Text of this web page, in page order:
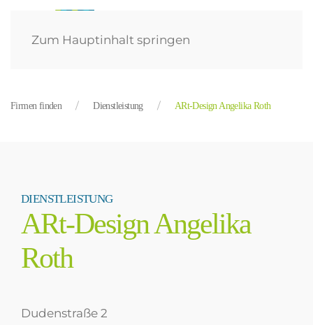
Zum Hauptinhalt springen
Firmen finden Dienstleistung ARt-Design Angelika Roth
DIENSTLEISTUNG
ARt-Design Angelika
Roth
Dudenstraße 2